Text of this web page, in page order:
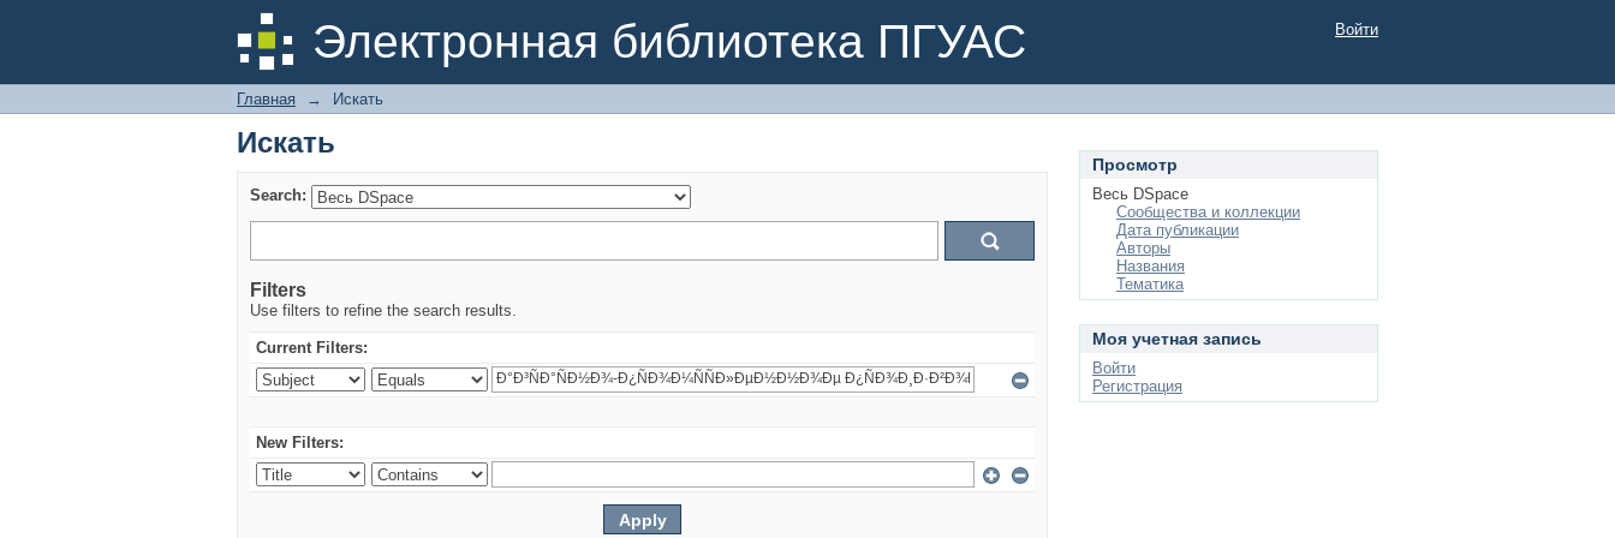
Электронная библиотека ПГУАС
Искать Войти
Главная → Искать
Искать
Search:
Filters
Use filters to refine the search results.
Current Filters:
New Filters:
Просмотр
Весь DSpace
Сообщества и коллекции
Дата публикации
Авторы
Названия
Тематика
Моя учетная запись
Войти
Регистрация